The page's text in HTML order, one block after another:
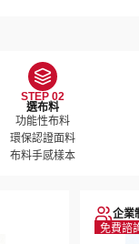
STEP 02
選布料
功能性布料
環保認證面料
布料手感樣本
企業
免費諮